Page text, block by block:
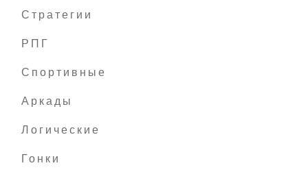
Стратегии
РПГ
Спортивные
Аркады
Логические
Гонки